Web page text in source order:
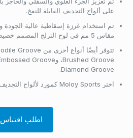
على ألواح التجديف القابلة للنفخ.
مقاس 5 مم في لوح التزلج المصمم خصيصًا.
Diamond Groove.
اختر Moloy Sports كمورد لألواح التجديف الخاصة بك
اطلب اقتباس